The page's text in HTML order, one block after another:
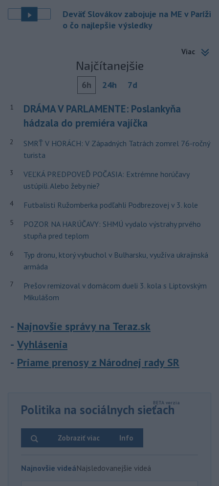
Deväť Slovákov zabojuje na ME v Paríži
o čo najlepšie výsledky
Viac
Najčítanejšie
6h 24h 7d
1
DRÁMA V PARLAMENTE: Poslankyňa
hádzala do premiéra vajíčka
2
SMRŤ V HORÁCH: V Západných Tatrách zomrel 76-ročný
turista
3
VEĽKÁ PREDPOVEĎ POČASIA: Extrémne horúčavy
ustúpili. Alebo žeby nie?
4 Futbalisti Ružomberka podľahli Podbrezovej v 3. kole
5
POZOR NA HARÚČAVY: SHMÚ vydalo výstrahy prvého
stupňa pred teplom
6
Typ dronu, ktorý vybuchol v Bulharsku, využíva ukrajinská
armáda
7
Prešov remizoval v domácom dueli 3. kola s Liptovským
Mikulášom
Najnovšie správy na Teraz.sk
Vyhlásenia
Priame prenosy z Národnej rady SR
Politika na sociálnych sieťach
Info
Zobraziť viac
Najnovšie videáNajsledovanejšie videá